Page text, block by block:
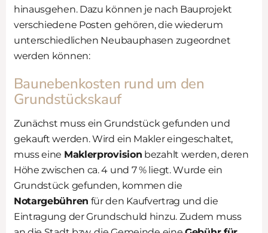
hinausgehen. Dazu können je nach Bauprojekt
verschiedene Posten gehören, die wiederum
unterschiedlichen Neubauphasen zugeordnet
werden können:
Baunebenkosten rund um den
Grundstückskauf
Zunächst muss ein Grundstück gefunden und
gekauft werden. Wird ein Makler eingeschaltet,
muss eine Maklerprovision bezahlt werden, deren
Höhe zwischen ca. 4 und 7 % liegt. Wurde ein
Grundstück gefunden, kommen die
Notargebühren für den Kaufvertrag und die
Eintragung der Grundschuld hinzu. Zudem muss